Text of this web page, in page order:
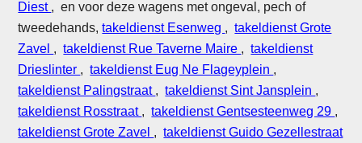
Diest , en voor deze wagens met ongeval, pech of
tweedehands,takeldienst Esenweg ,takeldienst Grote
Zavel ,takeldienst Rue Taverne Maire ,takeldienst
Drieslinter ,takeldienst Eug Ne Flageyplein ,
takeldienst Palingstraat ,takeldienst Sint Jansplein ,
takeldienst Rosstraat ,takeldienst Gentsesteenweg 29 ,
takeldienst Grote Zavel ,takeldienst Guido Gezellestraat